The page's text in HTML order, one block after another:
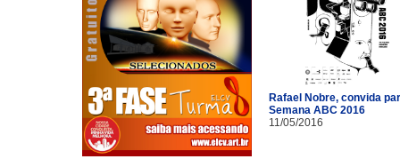
Rafael Nobre, convida
Semana ABC 2016
11/05/2016